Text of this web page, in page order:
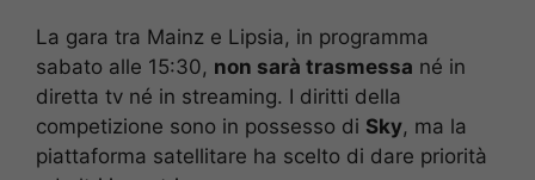
La gara tra Mainz e Lipsia, in programma
sabato alle 15:30, non sarà trasmessa né in
diretta tv né in streaming. I diritti della
competizione sono in possesso di Sky, ma la
piattaforma satellitare ha scelto di dare priorità